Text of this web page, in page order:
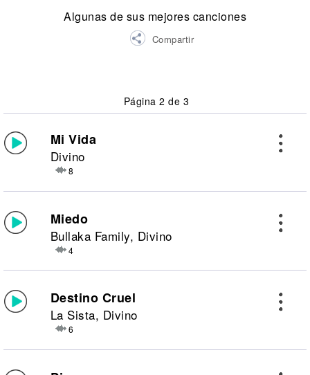
Algunas de sus mejores canciones
Compartir
Página 2 de 3
Mi Vida
Divino
8
Miedo
Bullaka Family, Divino
4
Destino Cruel
La Sista, Divino
6